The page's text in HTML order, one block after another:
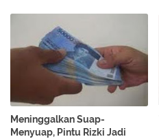
Meninggalkan Suap-
Menyuap, Pintu Rizki Jadi